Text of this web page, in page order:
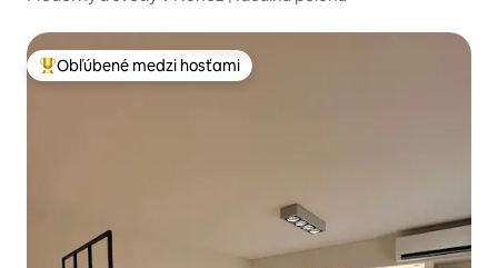
Najobľúbenejšie medzi hosťami
Obľúbené medzi hosťami